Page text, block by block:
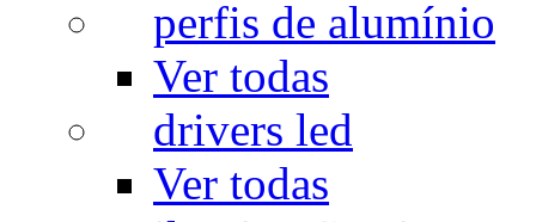
perfis de alumínio
Ver todas
drivers led
Ver todas